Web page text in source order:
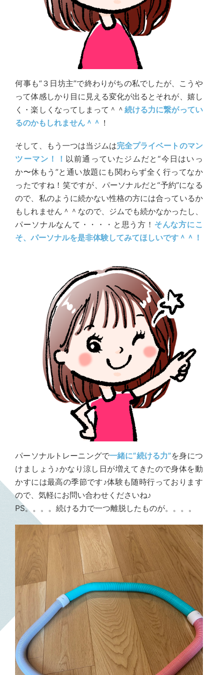
何事も“３日坊主”で終わりがちの私でしたが、こうや
って体感しかり目に見える変化が出るとそれが、嬉し
く・楽しくなってしまって＾＾続ける力に繋がってい
るのかもしれません＾＾ ！
そして、もう一つは当ジムは完全プライベートのマン
ツーマン！！ 以前通っていたジムだと“今日はいっ
か〜休もう”と通い放題にも関わらず全く行ってなか
ったですね！笑ですが、パーソナルだと“予約”になる
ので、私のように続かない性格の方には合っているか
もしれません＾＾なので、ジムでも続かなかったし、
パーソナルなんて・・・・と思う方！ そんな方にこ
そ、パーソナルを是非体験してみてほしいです＾＾！
パーソナルトレーニングで一緒に“続ける力”を身につ
けましょう♪かなり涼し日が増えてきたので身体を動
かすには最高の季節です♪体験も随時行っております
ので、気軽にお問い合わせくださいね♪
PS。。。。続ける力で一つ離脱したものが。。。。